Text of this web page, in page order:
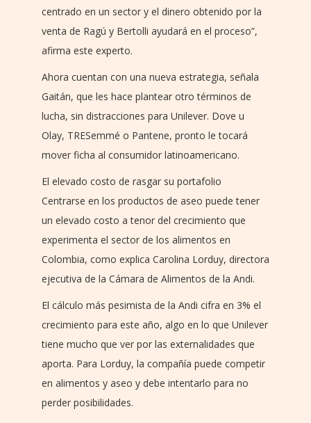
centrado en un sector y el dinero obtenido por la
venta de Ragú y Bertolli ayudará en el proceso”,
afirma este experto.
Ahora cuentan con una nueva estrategia, señala
Gaitán, que les hace plantear otro términos de
lucha, sin distracciones para Unilever. Dove u
Olay, TRESemmé o Pantene, pronto le tocará
mover ficha al consumidor latinoamericano.
El elevado costo de rasgar su portafolio
Centrarse en los productos de aseo puede tener
un elevado costo a tenor del crecimiento que
experimenta el sector de los alimentos en
Colombia, como explica Carolina Lorduy, directora
ejecutiva de la Cámara de Alimentos de la Andi.
El cálculo más pesimista de la Andi cifra en 3% el
crecimiento para este año, algo en lo que Unilever
tiene mucho que ver por las externalidades que
aporta. Para Lorduy, la compañía puede competir
en alimentos y aseo y debe intentarlo para no
perder posibilidades.